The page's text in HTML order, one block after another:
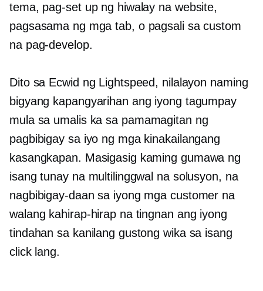
tema, pag-set up ng hiwalay na website,
pagsasama ng mga tab, o pagsali sa custom
na pag-develop.
Dito sa Ecwid ng Lightspeed, nilalayon naming
bigyang kapangyarihan ang iyong tagumpay
mula sa umalis ka sa pamamagitan ng
pagbibigay sa iyo ng mga kinakailangang
kasangkapan. Masigasig kaming gumawa ng
isang tunay na multilinggwal na solusyon, na
nagbibigay-daan sa iyong mga customer na
walang kahirap-hirap na tingnan ang iyong
tindahan sa kanilang gustong wika sa isang
click lang.